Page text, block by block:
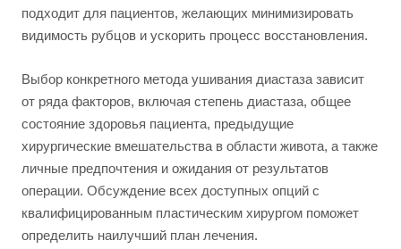
подходит для пациентов, желающих минимизировать
видимость рубцов и ускорить процесс восстановления.
Выбор конкретного метода ушивания диастаза зависит
от ряда факторов, включая степень диастаза, общее
состояние здоровья пациента, предыдущие
хирургические вмешательства в области живота, а также
личные предпочтения и ожидания от результатов
операции. Обсуждение всех доступных опций с
квалифицированным пластическим хирургом поможет
определить наилучший план лечения.